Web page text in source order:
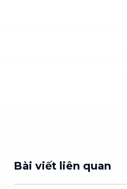
Bài viết liên quan